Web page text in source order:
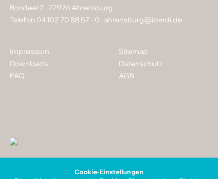
Cookie-Einstellungen
Rondeel 2 . 22926 Ahrensburg
Telefon 04102 70 88 57 - 0 . ahrensburg@iperdi.de
Impressum
Downloads
FAQ
Sitemap
Datenschutz
AGB